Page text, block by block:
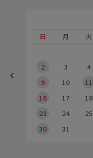
日
月 火
2
3 4
9
10 11
16
17 18
23
24 25
30
31